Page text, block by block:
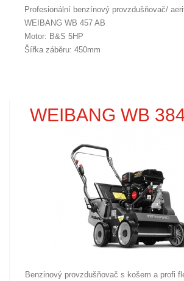
Profesionální benzínový provzdušňovač/
WEIBANG WB 457 AB
Motor: B&S 5HP
Šířka záběru: 450mm
WEIBANG WB
Benzinový provzdušňovač s košem a profi